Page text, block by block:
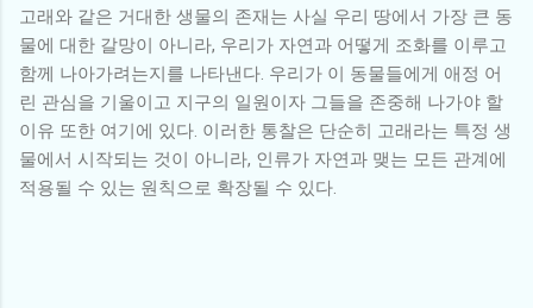
고래와 같은 거대한 생물의 존재는 사실 우리 땅에서 가장 큰 동
물에 대한 갈망이 아니라, 우리가 자연과 어떻게 조화를 이루고
함께 나아가려는지를 나타낸다. 우리가 이 동물들에게 애정 어
린 관심을 기울이고 지구의 일원이자 그들을 존중해 나가야 할
이유 또한 여기에 있다. 이러한 통찰은 단순히 고래라는 특정 생
물에서 시작되는 것이 아니라, 인류가 자연과 맺는 모든 관계에
적용될 수 있는 원칙으로 확장될 수 있다.